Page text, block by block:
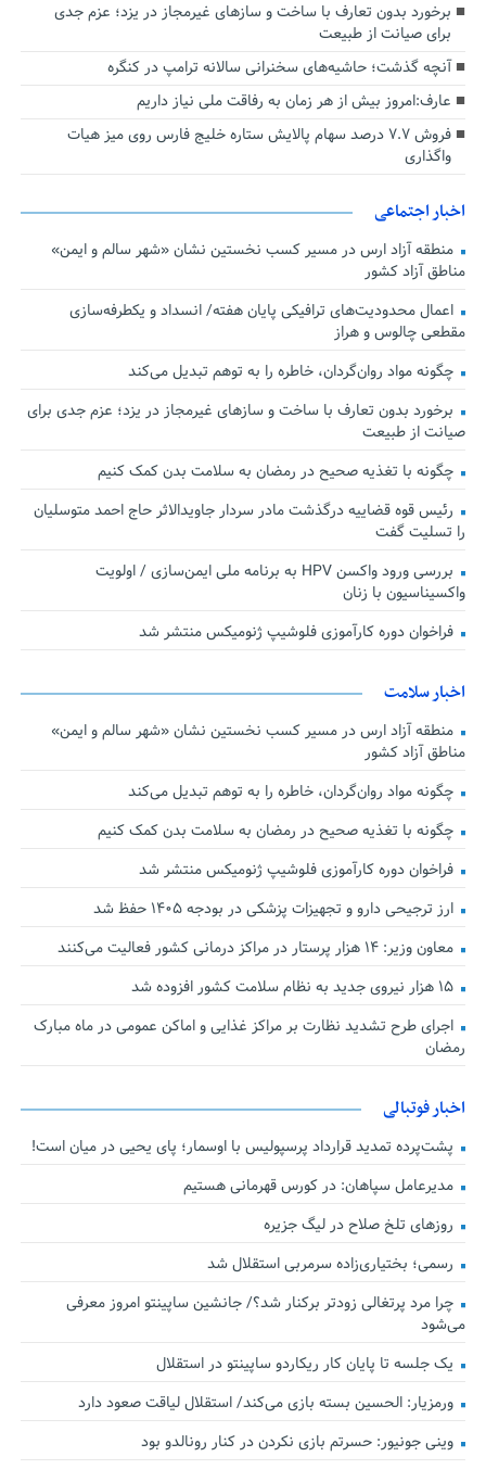
برخورد بدون تعارف با ساخت‌ و سازهای غیرمجاز در یزد؛ عزم جدی
برای صیانت از طبیعت
آنچه گذشت؛ حاشیه‌های سخنرانی سالانه ترامپ در کنگره
عارف:امروز بیش از هر زمان به رفاقت ملی نیاز داریم
فروش ۷.۷ درصد سهام پالایش ستاره خلیج فارس روی میز هیات
واگذاری
اخبار اجتماعی
منطقه آزاد ارس در مسیر کسب نخستین نشان «شهر سالم و ایمن»
مناطق آزاد کشور
اعمال محدودیت‌های ترافیکی پایان هفته/ انسداد و یکطرفه‌سازی
مقطعی چالوس و هراز
چگونه مواد روان‌گردان، خاطره را به توهم تبدیل می‌کند
برخورد بدون تعارف با ساخت‌ و سازهای غیرمجاز در یزد؛ عزم جدی برای
صیانت از طبیعت
چگونه با تغذیه صحیح در رمضان به سلامت بدن کمک کنیم
رئیس قوه قضاییه درگذشت مادر سردار جاویدالاثر حاج احمد متوسلیان
را تسلیت گفت
بررسی ورود واکسن HPV به برنامه ملی ایمن‌سازی / اولویت
واکسیناسیون با زنان
فراخوان دوره کارآموزی فلوشیپ ژنومیکس منتشر شد
اخبار سلامت
منطقه آزاد ارس در مسیر کسب نخستین نشان «شهر سالم و ایمن»
مناطق آزاد کشور
چگونه مواد روان‌گردان، خاطره را به توهم تبدیل می‌کند
چگونه با تغذیه صحیح در رمضان به سلامت بدن کمک کنیم
فراخوان دوره کارآموزی فلوشیپ ژنومیکس منتشر شد
ارز ترجیحی دارو و تجهیزات پزشکی در بودجه ۱۴۰۵ حفظ شد
معاون وزیر: ۱۴ هزار پرستار در مراکز درمانی کشور فعالیت می‌کنند
۱۵ هزار نیروی جدید به نظام سلامت کشور افزوده شد
اجرای طرح تشدید نظارت بر مراکز غذایی و اماکن عمومی در ماه مبارک
رمضان
اخبار فوتبالی
پشت‌پرده تمدید قرارداد پرسپولیس با اوسمار؛ پای یحیی در میان است!
مدیرعامل سپاهان: در کورس قهرمانی هستیم
روزهای تلخ صلاح در لیگ جزیره
رسمی؛ بختیاری‌زاده سرمربی استقلال شد
چرا مرد پرتغالی زودتر برکنار شد؟/ جانشین ساپینتو امروز معرفی
می‌شود
یک جلسه تا پایان کار ریکاردو ساپینتو در استقلال
ورمزیار: الحسین بسته بازی می‌کند/ استقلال لیاقت صعود دارد
وینی جونیور: حسرتم بازی نکردن در کنار رونالدو بود